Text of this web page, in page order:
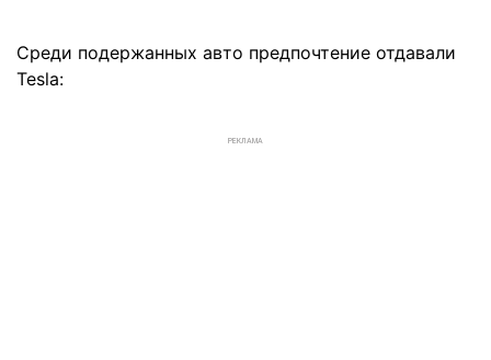
Среди подержанных авто предпочтение отдавали
Tesla:
РЕКЛАМА